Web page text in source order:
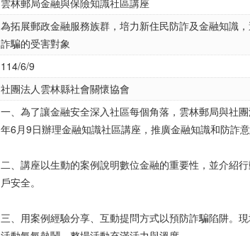
雲林郵局金融與保險知識社區講座
為拓展郵政金融服務族群，培力新住民防詐及金融知識
詐騙的受害對象
114/6/9
社團法人雲林縣社會關懷協會
一、為了讓金融安全深入社區每個角落，雲林郵局與社
年6月9日辦理金融知識社區講座，推廣金融知識和防詐意
二、講座以生動的案例說明數位金融的重要性，並介紹
戶安全。
三、用案例經驗分享、互動提問方式以預防詐騙陷阱。